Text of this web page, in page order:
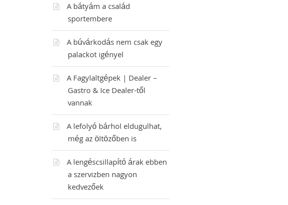
A bátyám a család
sportembere
A búvárkodás nem csak egy
palackot igényel
A Fagylaltgépek | Dealer –
Gastro & Ice Dealer-től
vannak
A lefolyó bárhol eldugulhat,
még az öltözőben is
A lengéscsillapító árak ebben
a szervizben nagyon
kedvezőek